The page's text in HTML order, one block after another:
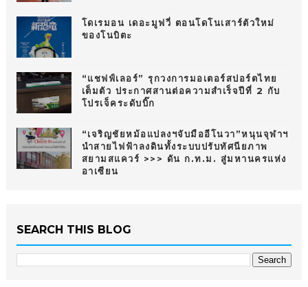
โดเรมอน เดอะมูฟวี่ ตอนโดโนเสาร์ตัวใหม่
ของโนบิตะ
“แชฟฟ์เลอร์” รุกวงการมอเตอร์สปอร์ตไทย
เต็มตัว ประกาศสานต่อความสำเร็จปีที่ 2 กับ
โปรเจ็คระดับบิ๊ก
“เจริญชัยหม้อแปลงฯจับมืออีโนวา”หนุนจุฬาฯ
นำสายไฟฟ้าลงดินทั้งระบบปรับทัศนียภาพ
สยามสแควร์ >>> ดัน ก.ท.ม. สู่มหานครแห่ง
อาเซียน
SEARCH THIS BLOG